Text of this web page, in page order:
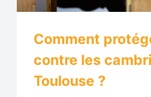
Comment
contre les
Toulouse ?